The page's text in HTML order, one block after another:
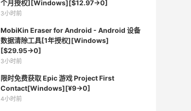
个月授权][Windows][$12.97→0]
3小时前
MobiKin Eraser for Android - Android 设备
数据清除工具[1年授权][Windows]
[$29.95→0]
3小时前
限时免费获取 Epic 游戏 Project First
Contact[Windows][¥9→0]
4小时前